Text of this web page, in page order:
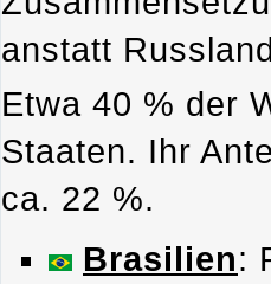
anstatt
Etwa 40 % der
Staaten. Ihr
ca. 22 %.
Brasilien: